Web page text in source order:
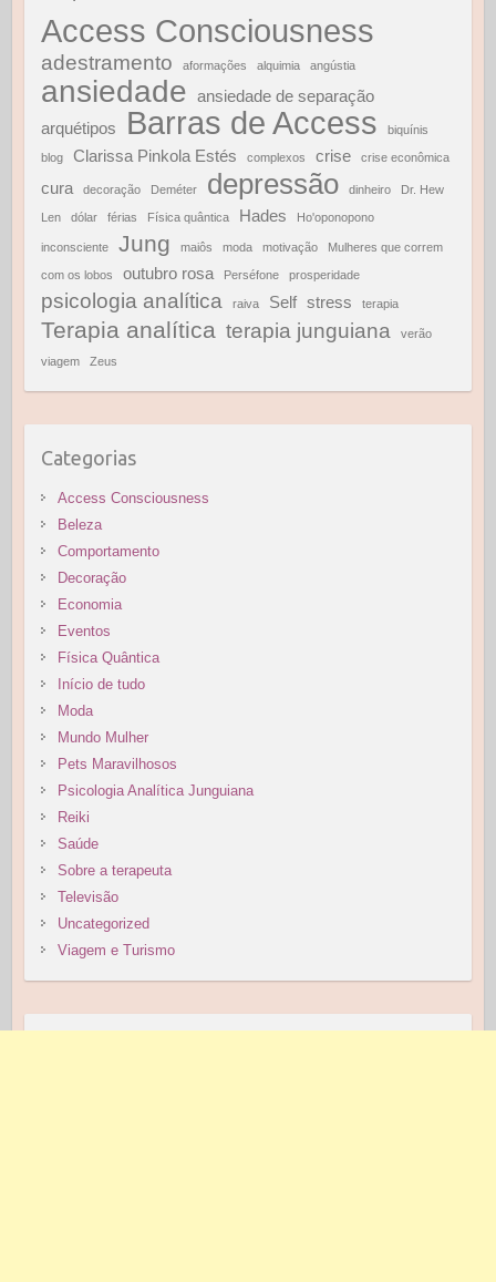
Access Consciousness
adestramento aformações alquimia angústia
ansiedade ansiedade de separação
arquétipos
Barras de Access biquínis
blog Clarissa Pinkola Estés complexos crise crise econômica
cura decoração Deméter depressão dinheiro Dr. Hew
Len dólar férias Física quântica Hades Ho'oponopono
inconsciente Jung maiôs moda motivação Mulheres que correm
com os lobos outubro rosa Perséfone prosperidade
psicologia analítica raiva Self stress terapia
Terapia analítica terapia junguiana verão
viagem Zeus
Categorias
Access Consciousness
Beleza
Comportamento
Decoração
Economia
Eventos
Física Quântica
Início de tudo
Moda
Mundo Mulher
Pets Maravilhosos
Psicologia Analítica Junguiana
Reiki
Saúde
Sobre a terapeuta
Televisão
Uncategorized
Viagem e Turismo